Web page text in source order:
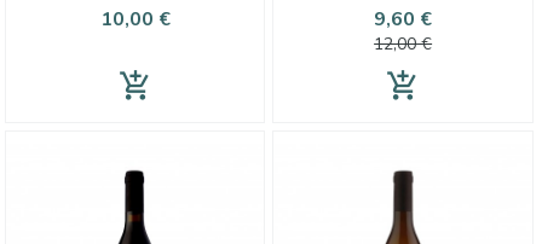
Prezzo
10,00 €
add_shopping_cart
Prezzo
9,60 €Prezzo
base
12,00 €
add_shopping_cart